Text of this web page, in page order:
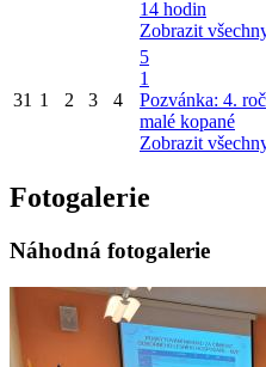
14 hodin
Zobrazit
31 1 2 3 4
5
1
Pozvánka: 4.
malé kopané
Zobrazit
Fotogalerie
Náhodná fotogalerie